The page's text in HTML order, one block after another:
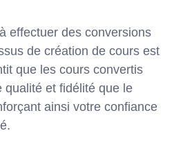
effectuer des conversions
de création de cours est
que les cours convertis
qualité et fidélité que le
ainsi votre confiance